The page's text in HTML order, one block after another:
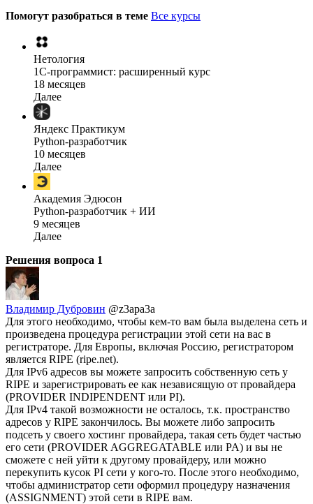
Помогут разобраться в теме Все курсы
Нетология
1C-программист: расширенный курс
18 месяцев
Далее
Яндекс Практикум
Python-разработчик
10 месяцев
Далее
Академия Эдюсон
Python-разработчик + ИИ
9 месяцев
Далее
Решения вопроса 1
Владимир Дубровин @z3apa3a
Для этого необходимо, чтобы кем-то вам была выделена сеть и
произведена процедура регистрации этой сети на вас в
регистраторе. Для Европы, включая Россию, регистратором
является RIPE (ripe.net).
Для IPv6 адресов вы можете запросить собственную сеть у
RIPE и зарегистрировать ее как независящую от провайдера
(PROVIDER INDIPENDENT или PI).
Для IPv4 такой возможности не осталось, т.к. пространство
адресов у RIPE закончилось. Вы можете либо запросить
подсеть у своего хостинг провайдера, такая сеть будет частью
его сети (PROVIDER AGGREGATABLE или PA) и вы не
сможете с ней уйти к другому провайдеру, или можно
перекупить кусок PI сети у кого-то. После этого необходимо,
чтобы администратор сети оформил процедуру назначения
(ASSIGNMENT) этой сети в RIPE вам.